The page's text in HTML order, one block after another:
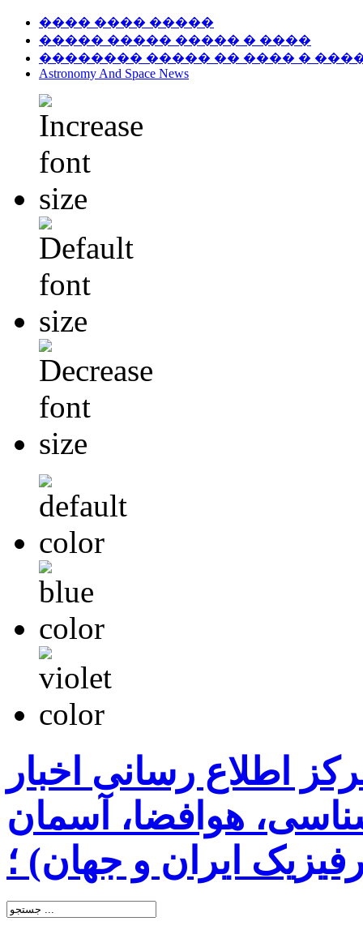
���� ���� �����
����� ����� ����� � ����
�������� ����� �� ���� �
Astronomy And Space News
اطلاع رسانی اخبار
هوافضا، آسمان
ایران و جهان) ؛